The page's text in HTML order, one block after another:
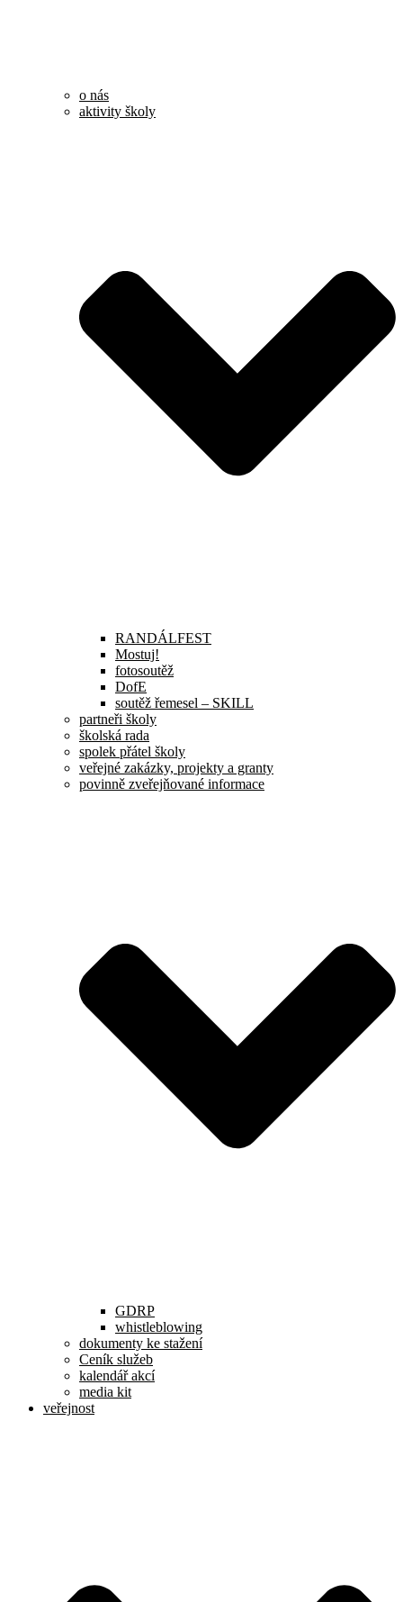
o nás
aktivity školy
RANDÁLFEST
Mostuj!
fotosoutěž
DofE
soutěž řemesel – SKILL
partneři školy
školská rada
spolek přátel školy
veřejné zakázky, projekty a granty
povinně zveřejňované informace
GDRP
whistleblowing
dokumenty ke stažení
Ceník služeb
kalendář akcí
media kit
veřejnost